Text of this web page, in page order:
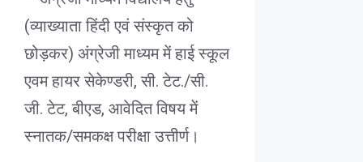
(व्याख्याता हिंदी एवं संस्कृत को
छोड़कर) अंग्रेजी माध्यम में हाई स्कूल
एवम हायर सेकेण्डरी, सी. टेट./सी.
जी. टेट, बीएड, आवेदित विषय में
स्नातक/समकक्ष परीक्षा उत्तीर्ण।